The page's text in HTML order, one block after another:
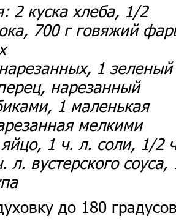
2 куска хлеба, 1/2
700 г говяжий
1 зеленый
нарезанный
1 маленькая
мелкими
1 ч. л. соли, 1/2
л. вустерского соуса,
до 180